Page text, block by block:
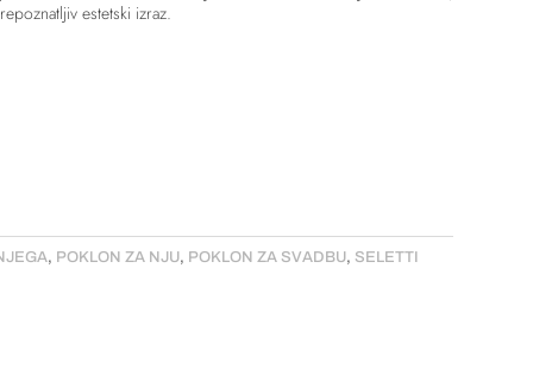
estetski izraz.
, POKLON ZA NJU, POKLON ZA SVADBU, SELETTI